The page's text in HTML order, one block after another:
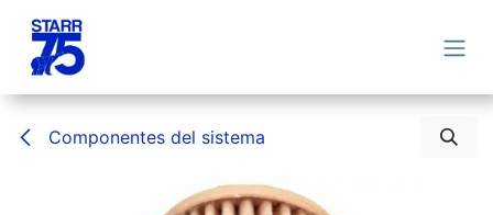
Componentes del sistema